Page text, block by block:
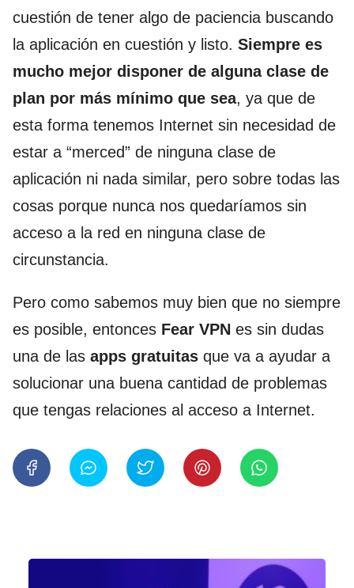
cuestión de tener algo de paciencia buscando
la aplicación en cuestión y listo. Siempre es
mucho mejor disponer de alguna clase de
plan por más mínimo que sea, ya que de
esta forma tenemos Internet sin necesidad de
estar a “merced” de ninguna clase de
aplicación ni nada similar, pero sobre todas las
cosas porque nunca nos quedaríamos sin
acceso a la red en ninguna clase de
circunstancia.
Pero como sabemos muy bien que no siempre
es posible, entonces Fear VPN es sin dudas
una de las apps gratuitas que va a ayudar a
solucionar una buena cantidad de problemas
que tengas relaciones al acceso a Internet.